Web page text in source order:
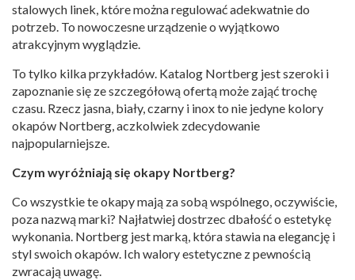
stalowych linek, które można regulować adekwatnie do
potrzeb. To nowoczesne urządzenie o wyjątkowo
atrakcyjnym wyglądzie.
To tylko kilka przykładów. Katalog Nortberg jest szeroki i
zapoznanie się ze szczegółową ofertą może zająć trochę
czasu. Rzecz jasna, biały, czarny i inox to nie jedyne kolory
okapów Nortberg, aczkolwiek zdecydowanie
najpopularniejsze.
Czym wyróżniają się okapy Nortberg?
Co wszystkie te okapy mają za sobą wspólnego, oczywiście,
poza nazwą marki? Najłatwiej dostrzec dbałość o estetykę
wykonania. Nortberg jest marką, która stawia na elegancję i
styl swoich okapów. Ich walory estetyczne z pewnością
zwracają uwagę.